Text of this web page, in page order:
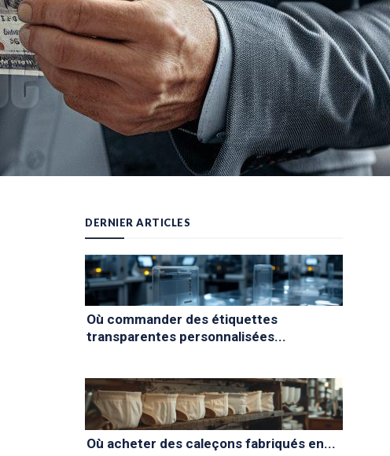
DERNIER ARTICLES
Où commander des étiquettes
transparentes personnalisées...
Où acheter des caleçons fabriqués en...